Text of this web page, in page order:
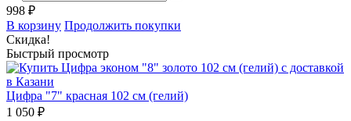
998 ₽
В корзину Продолжить покупки
Скидка!
Быстрый просмотр
Цифра "7" красная 102 см (гелий)
1 050 ₽